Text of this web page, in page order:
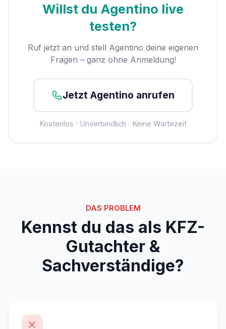
Willst du Agentino live
testen?
Ruf jetzt an und stell Agentino deine eigenen
Fragen – ganz ohne Anmeldung!
Jetzt Agentino anrufen
Kostenlos · Unverbindlich · Keine Wartezeit
DAS PROBLEM
Kennst du das als KFZ-
Gutachter &
Sachverständige?